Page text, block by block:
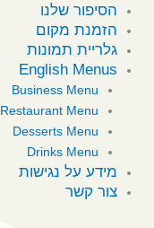
הסיפור שלנו
הזמנת מקום
גלריית תמונות
English Menus
Business Menu
Restaurant Menu
Desserts Menu
Drinks Menu
מידע על נגישות
צור קשר